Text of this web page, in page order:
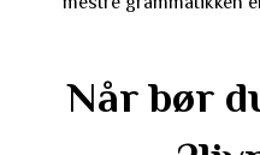
Når bør